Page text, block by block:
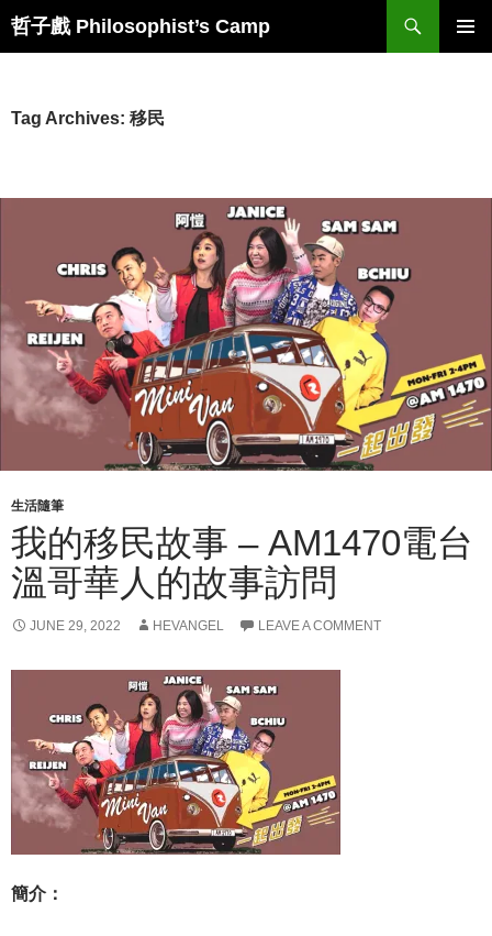
Skip
哲子戲 Philosophist’s Camp
Search
Tag Archives: 移民
生活隨筆
我的移民故事 – AM1470電台
溫哥華人的故事訪問
JUNE 29, 2022 HEVANGEL LEAVE A COMMENT
簡介：